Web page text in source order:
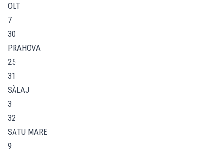
OLT
7
30
PRAHOVA
25
31
SĂLAJ
3
32
SATU MARE
9